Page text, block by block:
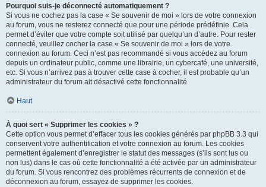
Pourquoi suis-je déconnecté automatiquement ?
Si vous ne cochez pas la case « Se souvenir de moi » lors de votre connexion
au forum, vous ne resterez connecté que pour une période prédéfinie. Cela
permet d’éviter que votre compte soit utilisé par quelqu’un d’autre. Pour rester
connecté, veuillez cocher la case « Se souvenir de moi » lors de votre
connexion au forum. Ceci n’est pas recommandé si vous accédez au forum
depuis un ordinateur public, comme une librairie, un cybercafé, une université,
etc. Si vous n’arrivez pas à trouver cette case à cocher, il est probable qu’un
administrateur du forum ait désactivé cette fonctionnalité.
Haut
À quoi sert « Supprimer les cookies » ?
Cette option vous permet d’effacer tous les cookies générés par phpBB 3.3 qui
conservent votre authentification et votre connexion au forum. Les cookies
permettent également d’enregistrer le statut des messages (s’ils sont lus ou
non lus) dans le cas où cette fonctionnalité a été activée par un administrateur
du forum. Si vous rencontrez des problèmes récurrents de connexion et de
déconnexion au forum, essayez de supprimer les cookies.